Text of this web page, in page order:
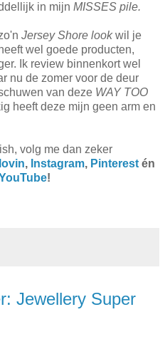
in mijn MISSES pile.
Jersey Shore lookwil je
wel goede producten,
Ik review binnenkort wel
nu de zomer voor de deur
van deze WAY TOO
heeft deze mijn geen arm en
volg me dan zeker
, Instagram, Pinterestén
!
Jewellery Super